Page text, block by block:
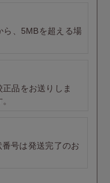
ら、5MBを超える場
品をお送りしま
号は発送完了のお